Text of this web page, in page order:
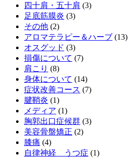
四十肩・五十肩 (3)
足底筋膜炎 (3)
その他 (2)
アロマテラピー＆ハーブ (13)
オスグッド (3)
損傷について (7)
肩こり (8)
身体について (14)
症状改善コース (7)
腱鞘炎 (1)
メディア (1)
胸郭出口症候群 (3)
美容骨盤矯正 (2)
膝痛 (4)
自律神経 うつ症 (1)